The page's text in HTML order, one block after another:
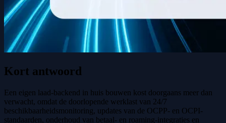
Kort antwoord
Een eigen laad-backend in huis bouwen kost doorgaans meer dan
verwacht, omdat de doorlopende werklast van 24/7
beschikbaarheidsmonitoring, updates van de OCPP- en OCPI-
standaarden, onderhoud van betaal- en roaming-integraties en